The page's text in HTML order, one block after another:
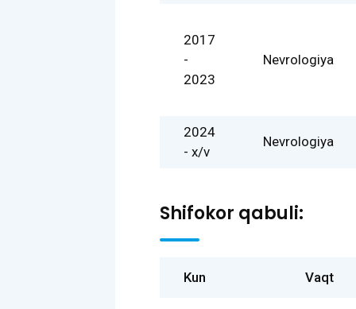
2017
-
2023
Nevrologiya
2024
- x/v
Nevrologiya
Shifokor qabuli:
Kun Vaqt